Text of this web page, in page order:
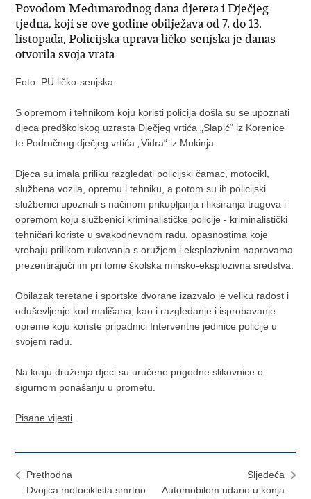
Povodom Međunarodnog dana djeteta i Dječjeg
tjedna, koji se ove godine obilježava od 7. do 13.
listopada, Policijska uprava ličko-senjska je danas
otvorila svoja vrata
Foto: PU ličko-senjska
S opremom i tehnikom koju koristi policija došla su se upoznati
djeca predškolskog uzrasta Dječjeg vrtića „Slapić“ iz Korenice
te Područnog dječjeg vrtića „Vidra“ iz Mukinja.
Djeca su imala priliku razgledati policijski čamac, motocikl,
službena vozila, opremu i tehniku, a potom su ih policijski
službenici upoznali s načinom prikupljanja i fiksiranja tragova i
opremom koju službenici kriminalističke policije - kriminalistički
tehničari koriste u svakodnevnom radu, opasnostima koje
vrebaju prilikom rukovanja s oružjem i eksplozivnim napravama
prezentirajući im pri tome školska minsko-eksplozivna sredstva.
Obilazak teretane i sportske dvorane izazvalo je veliku radost i
oduševljenje kod mališana, kao i razgledanje i isprobavanje
opreme koju koriste pripadnici Interventne jedinice policije u
svojem radu.
Na kraju druženja djeci su uručene prigodne slikovnice o
sigurnom ponašanju u prometu.
Pisane vijesti
Prethodna
Dvojica motociklista smrtno
Sljedeća
Automobilom udario u konja